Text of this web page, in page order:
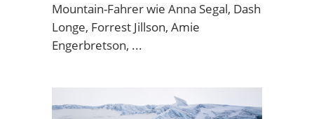
Mountain-Fahrer wie Anna Segal, Dash
Longe, Forrest Jillson, Amie
Engerbretson,